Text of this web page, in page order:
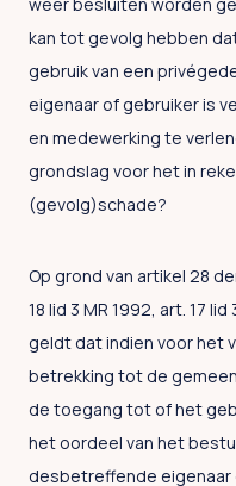
kan tot gevolg hebben
gebruik van een
eigenaar of gebruiker is
en medewerking te
grondslag voor het in
(gevolg)schade?
Op grond van artikel 28
18 lid 3 MR 1992, art. 17 lid
geldt dat indien voor het
betrekking tot de
de toegang tot of het
het oordeel van het
desbetreffende eigenaar